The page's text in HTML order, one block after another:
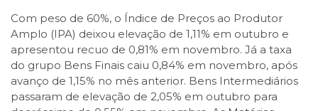
Com peso de 60%, o Índice de Preços ao Produtor
Amplo (IPA) deixou elevação de 1,11% em outubro e
apresentou recuo de 0,81% em novembro. Já a taxa
do grupo Bens Finais caiu 0,84% em novembro, após
avanço de 1,15% no mês anterior. Bens Intermediários
passaram de elevação de 2,05% em outubro para